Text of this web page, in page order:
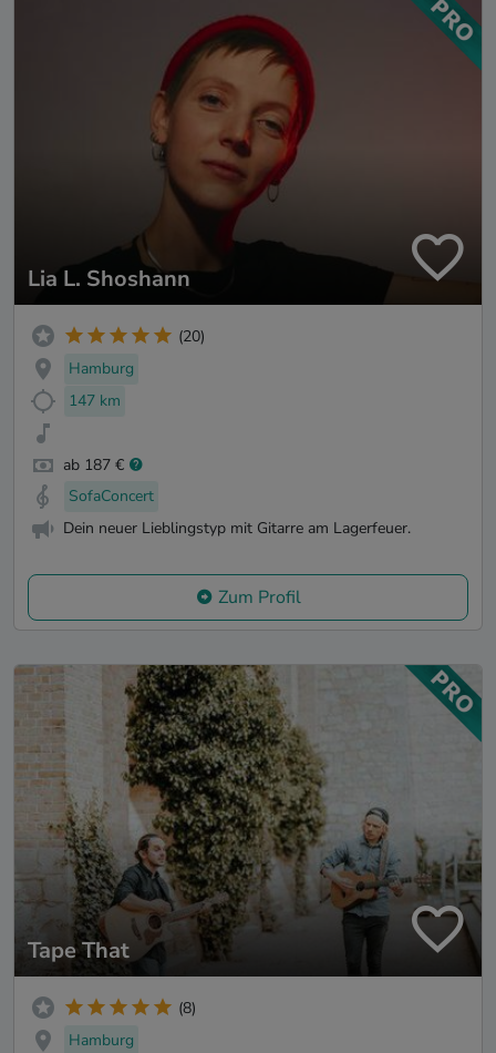
Lia L. Shoshann
(20)
Hamburg
147 km
ab 187 €
SofaConcert
Dein neuer Lieblingstyp mit Gitarre am Lagerfeuer.
Zum Profil
Tape That
(8)
Hamburg